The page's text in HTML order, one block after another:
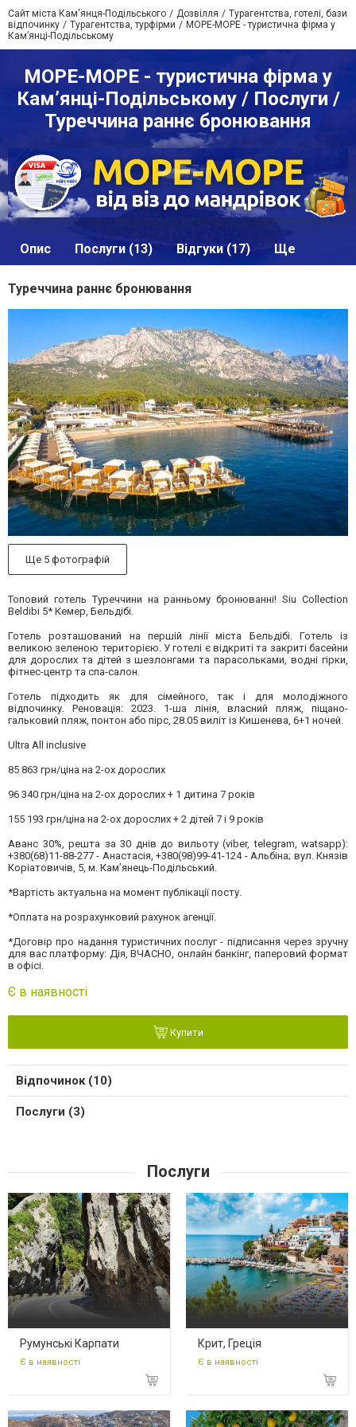
Сайт міста Кам'янця-Подільського Дозвілля
Турагентства, готелі, бази
відпочинку
Турагентства, турфірми
МОРЕ-МОРЕ - туристична фірма у
Кам’янці-Подільському
МОРЕ-МОРЕ - туристична фірма у
Кам’янці-Подільському / Послуги /
Туреччина раннє бронювання
Опис Послуги (13) Відгуки (17) Ще
Туреччина раннє бронювання
Ще 5 фотографій
Топовий готель Туреччини на ранньому бронюванні! Siu Collection
Beldibi 5* Кемер, Бельдібі.
Готель розташований на першій лінії міста Бельдібі. Готель із
великою зеленою територією. У готелі є відкриті та закриті басейни
для дорослих та дітей з шезлонгами та парасольками, водні гірки,
фітнес-центр та спа-салон.
Готель підходить як для сімейного, так і для молодіжного
відпочинку. Реновація: 2023. 1-ша лінія, власний пляж, піщано-
гальковий пляж, понтон або пірс, 28.05 виліт із Кишенева, 6+1 ночей.
Ultra All inclusive
85 863 грн/ціна на 2-ох дорослих
96 340 грн/ціна на 2-ох дорослих + 1 дитина 7 років
155 193 грн/ціна на 2-ох дорослих + 2 дітей 7 і 9 років
Аванс 30%, решта за 30 днів до вильоту (viber, telegram, watsapp):
+380(68)11-88-277 - Анастасія, +380(98)99-41-124 - Альбіна; вул. Князів
Коріатовичів, 5, м. Камʼянець-Подільський.
*Вартість актуальна на момент публікації посту.
*Оплата на розрахунковий рахунок агенції.
*Договір про надання туристичних послуг - підписання через зручну
для вас платформу: Дія, ВЧАСНО, онлайн банкінг, паперовий формат
в офісі.
Є в наявності
Купити
Відпочинок (10)
Послуги (3)
Послуги
Румунські Карпати
Є в наявності
Крит, Греція
Є в наявності